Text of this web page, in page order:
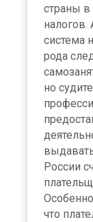
страны в
налогов.
система
рода
но
России
что